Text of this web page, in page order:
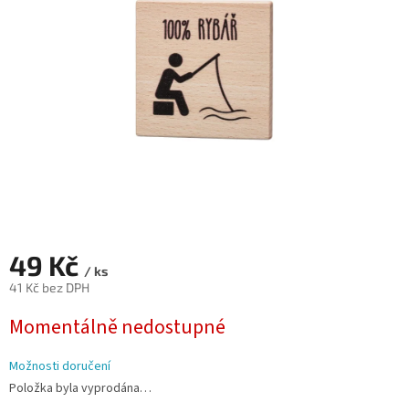
49 Kč / ks
41 Kč bez DPH
cena:
Momentálně nedostupné
Možnosti doručení
Položka byla vyprodána…